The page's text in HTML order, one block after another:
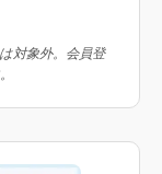
対象外。会員登